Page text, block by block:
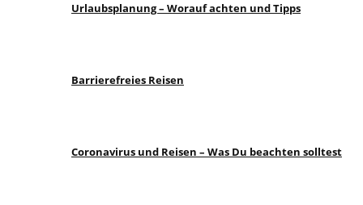
Urlaubsplanung – Worauf achten und Tipps
Barrierefreies Reisen
Coronavirus und Reisen – Was Du beachten solltest